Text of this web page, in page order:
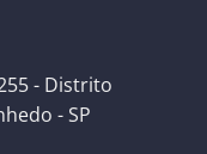
- Distrito
- SP